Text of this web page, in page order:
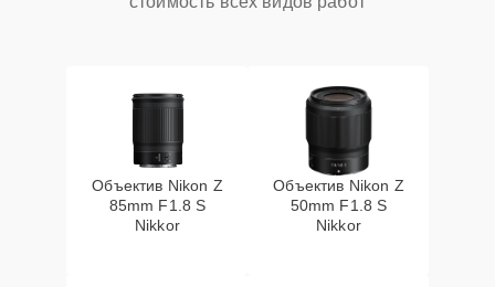
Объектив Nikon Z
85mm F1.8 S
Nikkor
Объектив Nikon Z
50mm F1.8 S
Nikkor